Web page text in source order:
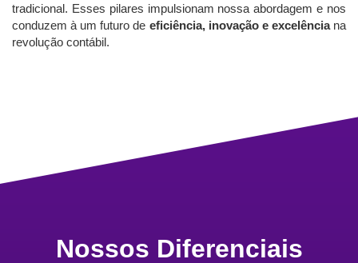
tradicional. Esses pilares impulsionam nossa abordagem e nos
conduzem à um futuro de eficiência, inovação e excelênciana
revolução contábil.
Nossos Diferenciais